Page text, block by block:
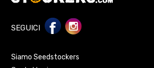
SEGUICI
Siamo Seedstockers